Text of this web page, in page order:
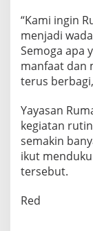
“Kami ingin
menjadi
Semoga apa
manfaat dan
terus
Yayasan
kegiatan
semakin
ikut
tersebut.
Red